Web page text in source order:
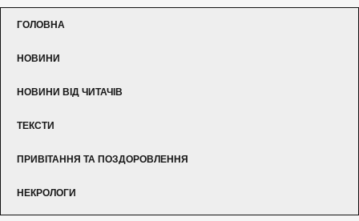
ГОЛОВНА
НОВИНИ
НОВИНИ ВІД ЧИТАЧІВ
ТЕКСТИ
ПРИВІТАННЯ ТА ПОЗДОРОВЛЕННЯ
НЕКРОЛОГИ